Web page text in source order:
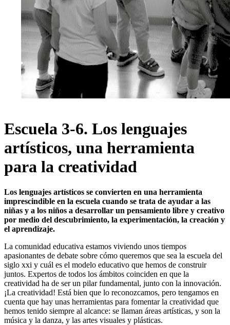
Escuela 3-6. Los lenguajes
artísticos, una herramienta
para la creatividad
Los lenguajes artísticos se convierten en una herramienta
imprescindible en la escuela cuando se trata de ayudar a las
niñas y a los niños a desarrollar un pensamiento libre y creativo
por medio del descubrimiento, la experimentación, la creación y
el aprendizaje.
La comunidad educativa estamos viviendo unos tiempos
apasionantes de debate sobre cómo queremos que sea la escuela del
siglo xxi y cuál es el modelo educativo que hemos de construir
juntos. Expertos de todos los ámbitos coinciden en que la
creatividad ha de ser un pilar fundamental, junto con la innovación.
¡La creatividad! Está bien que lo reconozcamos, pero tengamos en
cuenta que hay unas herramientas para fomentar la creatividad que
hemos tenido siempre al alcance: se llaman áreas artísticas, y son la
música y la danza, y las artes visuales y plásticas.